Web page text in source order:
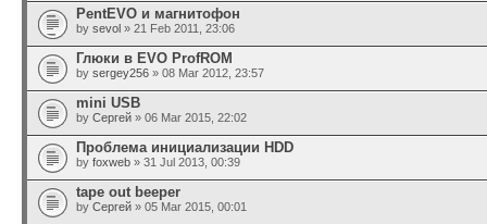
PentEVO и магнитофон
by sevol » 21 Feb 2011, 23:06
Глюки в EVO ProfROM
by sergey256 » 08 Mar 2012, 23:57
mini USB
by Сергей » 06 Mar 2015, 22:02
Проблема инициализации HDD
by foxweb » 31 Jul 2013, 00:39
tape out beeper
by Сергей » 05 Mar 2015, 00:01